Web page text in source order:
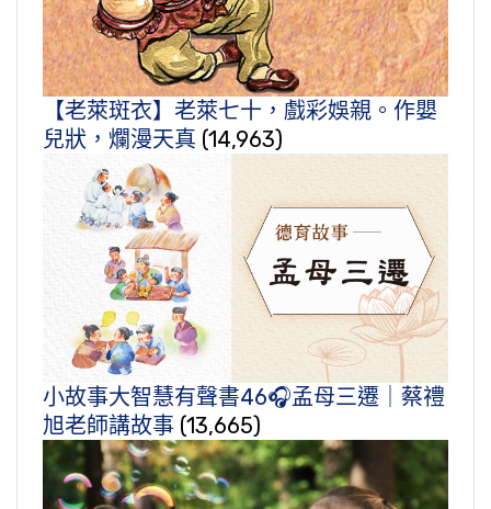
【老萊斑衣】老萊七十，戲彩娛親。作嬰
兒狀，爛漫天真 (14,963)
小故事大智慧有聲書46🎧孟母三遷｜蔡禮
旭老師講故事 (13,665)